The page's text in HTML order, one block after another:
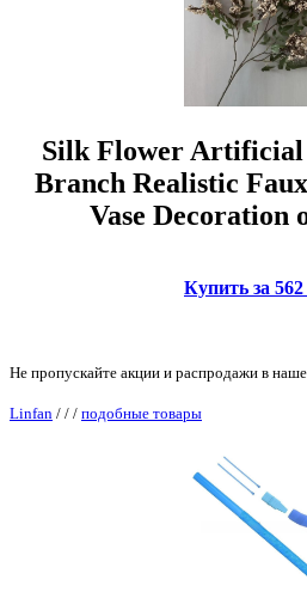
Silk Flower
Branch Realistic
Vase Decoration
Купить за
Не пропускайте акции и распродажи в
Linfan / / / подобные товары